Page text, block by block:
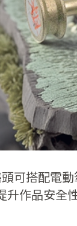
Email
密碼
可搭配電
升作品安全